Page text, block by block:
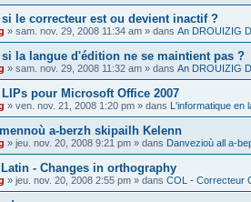
si le correcteur est ou devient inactif ?
» sam. nov. 29, 2008 11:34 am » dans An DROUIZIG
si la langue d'édition ne se maintient pas ?
» sam. nov. 29, 2008 11:32 am » dans An DROUIZIG
pour Microsoft Office 2007
» ven. nov. 21, 2008 1:20 pm » dans L'informatique en
a-berzh skipailh Kelenn
» jeu. nov. 20, 2008 9:21 pm » dans Danvezioù all a-
- Changes in orthography
» jeu. nov. 20, 2008 2:55 pm » dans COL - Correcteur